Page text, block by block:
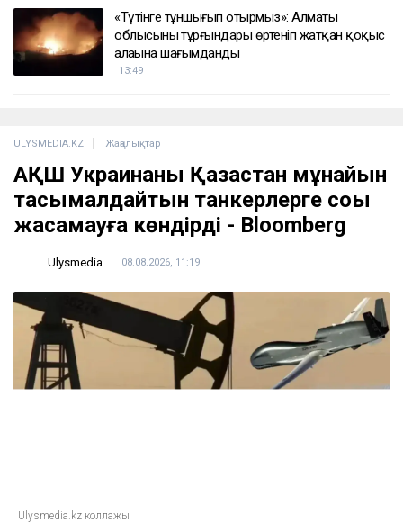
Маңғыстаудағы мұнай кен орнында өрт шықты:
не белгілі?
14:40
қыркүйек қарсаңындағы мектептің жағдайына
14:10
«Түтінге тұншығып отырмыз»: Алматы
алаңына шағымданды
ULYSMEDIA.KZ Жаңалықтар
АҚШ Украинаны Қазақстан мұнайын